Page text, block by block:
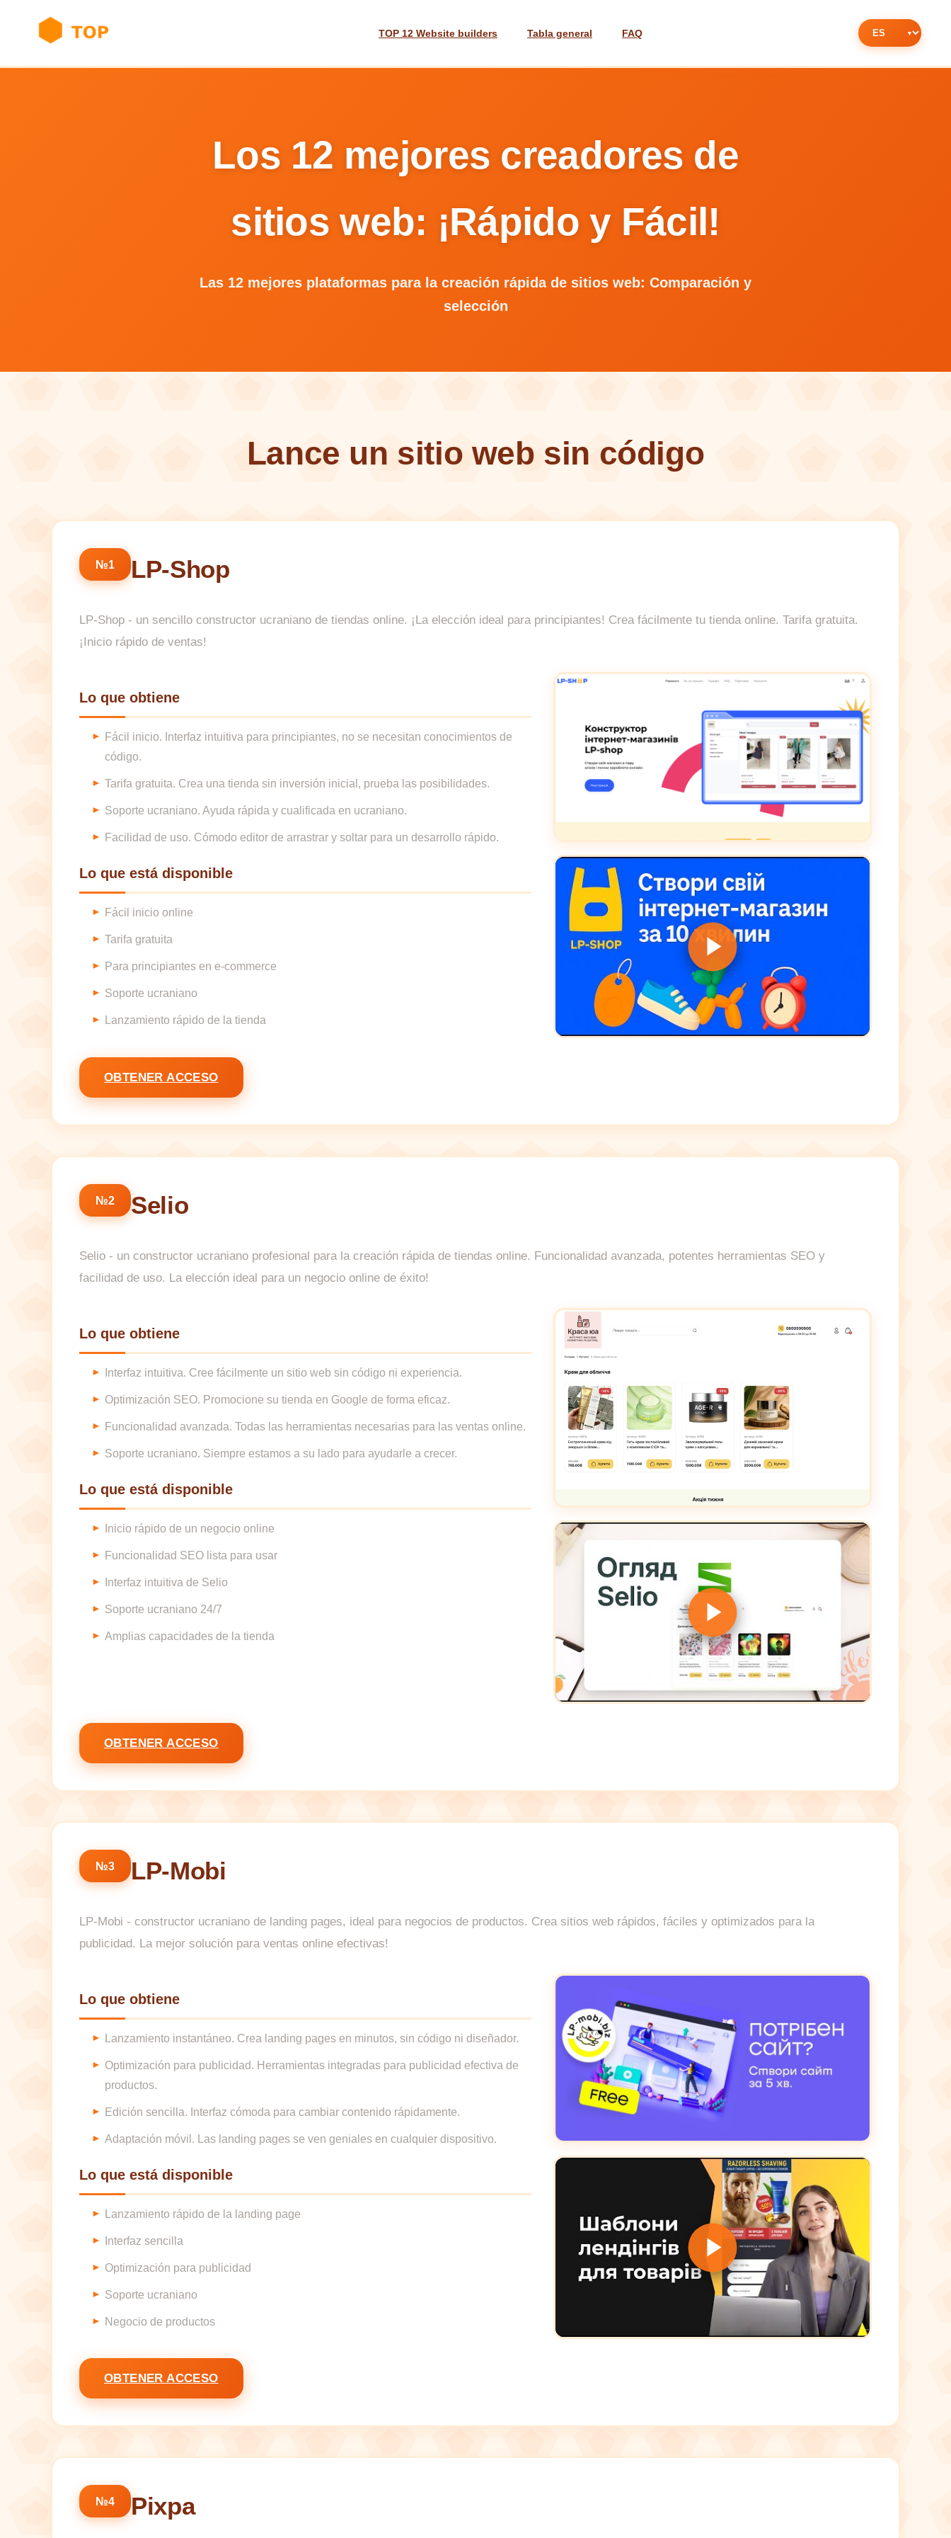
TOP 12 Website builders Tabla general FAQ
Los 12 mejores creadores de
sitios web: ¡Rápido y Fácil!
Las 12 mejores plataformas para la creación rápida de sitios web: Comparación y
selección
Lance un sitio web sin código
№1 LP-Shop
LP-Shop - un sencillo constructor ucraniano de tiendas online. ¡La elección ideal para principiantes! Crea fácilmente tu tienda online. Tarifa gratuita.
¡Inicio rápido de ventas!
Lo que obtiene
Fácil inicio. Interfaz intuitiva para principiantes, no se necesitan conocimientos de
código.
Tarifa gratuita. Crea una tienda sin inversión inicial, prueba las posibilidades.
Soporte ucraniano. Ayuda rápida y cualificada en ucraniano.
Facilidad de uso. Cómodo editor de arrastrar y soltar para un desarrollo rápido.
Lo que está disponible
Fácil inicio online
Tarifa gratuita
Para principiantes en e-commerce
Soporte ucraniano
Lanzamiento rápido de la tienda
OBTENER ACCESO
№2 Selio
Selio - un constructor ucraniano profesional para la creación rápida de tiendas online. Funcionalidad avanzada, potentes herramientas SEO y
facilidad de uso. La elección ideal para un negocio online de éxito!
Lo que obtiene
Interfaz intuitiva. Cree fácilmente un sitio web sin código ni experiencia.
Optimización SEO. Promocione su tienda en Google de forma eficaz.
Funcionalidad avanzada. Todas las herramientas necesarias para las ventas online.
Soporte ucraniano. Siempre estamos a su lado para ayudarle a crecer.
Lo que está disponible
Inicio rápido de un negocio online
Funcionalidad SEO lista para usar
Interfaz intuitiva de Selio
Soporte ucraniano 24/7
Amplias capacidades de la tienda
OBTENER ACCESO
№3 LP-Mobi
LP-Mobi - constructor ucraniano de landing pages, ideal para negocios de productos. Crea sitios web rápidos, fáciles y optimizados para la
publicidad. La mejor solución para ventas online efectivas!
Lo que obtiene
Lanzamiento instantáneo. Crea landing pages en minutos, sin código ni diseñador.
Optimización para publicidad. Herramientas integradas para publicidad efectiva de
productos.
Edición sencilla. Interfaz cómoda para cambiar contenido rápidamente.
Adaptación móvil. Las landing pages se ven geniales en cualquier dispositivo.
Lo que está disponible
Lanzamiento rápido de la landing page
Interfaz sencilla
Optimización para publicidad
Soporte ucraniano
Negocio de productos
OBTENER ACCESO
№4 Pixpa